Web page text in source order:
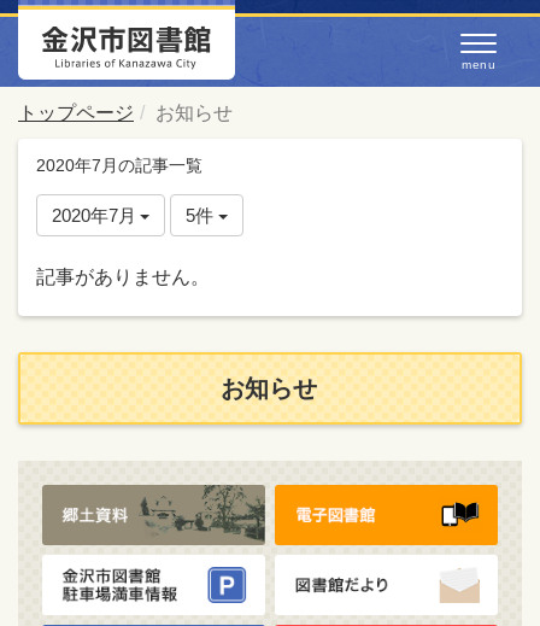
トップページ お知らせ
2020年7月の記事一覧
2020年7月 5件
記事がありません。
お知らせ